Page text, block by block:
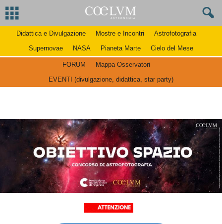
Didattica e Divulgazione Mostre e Incontri
Astrofotografia
Supernovae
NASA Pianeta Marte Cielo del Mese
FORUM
Mappa Osservatori
EVENTI (divulgazione, didattica, star party)